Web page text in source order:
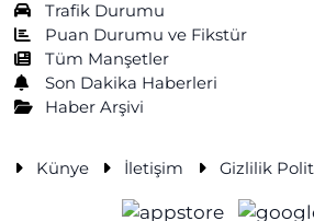
Trafik Durumu
Puan Durumu ve Fikstür
Tüm Manşetler
Son Dakika Haberleri
Haber Arşivi
Künye İletişim Gizlilik